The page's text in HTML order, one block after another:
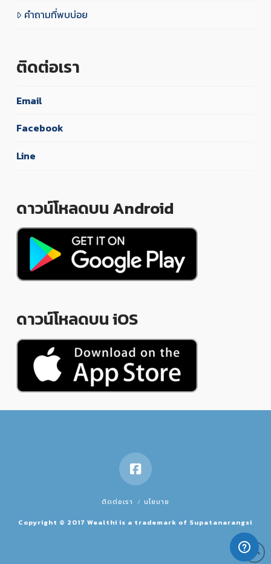
คำถามที่พบบ่อย
ติดต่อเรา
Email
Facebook
Line
ดาวน์โหลดบน Android
ดาวน์โหลดบน iOS
ติดต่อเรา นโยบาย
Copyright © 2017 Wealthi is a trademark of Supatanarangsi